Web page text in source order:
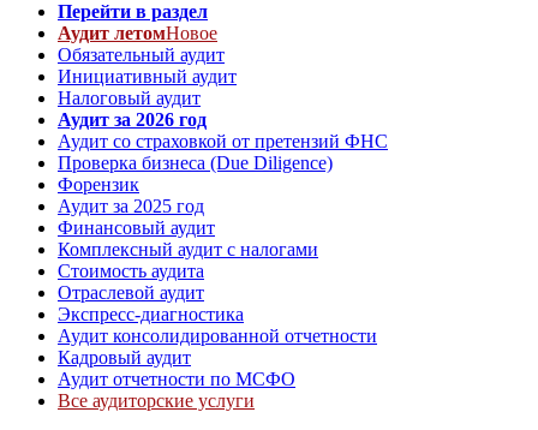
Перейти в раздел
Аудит летомНовое
Обязательный аудит
Инициативный аудит
Налоговый аудит
Аудит за 2026 год
Аудит со страховкой от претензий ФНС
Проверка бизнеса (Due Diligence)
Форензик
Аудит за 2025 год
Финансовый аудит
Комплексный аудит с налогами
Стоимость аудита
Отраслевой аудит
Экспресс-диагностика
Аудит консолидированной отчетности
Кадровый аудит
Аудит отчетности по МСФО
Все аудиторские услуги